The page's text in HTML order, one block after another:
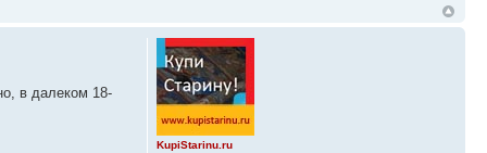
в далеком 18-
KupiStarinu.ru